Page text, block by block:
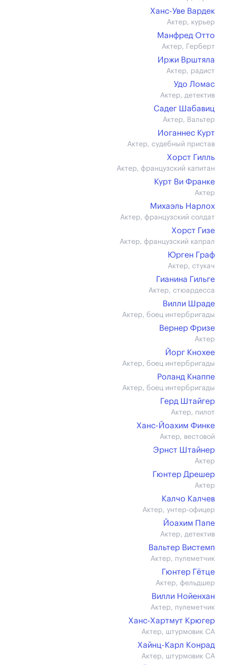
Ханс-Уве Вардек
Актер, курьер
Манфред Отто
Актер, Герберт
Иржи Врштяла
Актер, радист
Удо Ломас
Актер, детектив
Садег Шабавиц
Актер, Вальтер
Иоганнес Курт
Актер, судебный пристав
Хорст Гилль
Актер, французский капитан
Курт Ви Франке
Актер
Михаэль Нарлох
Актер, французский солдат
Хорст Гизе
Актер, французский капрал
Юрген Граф
Актер, стукач
Гианина Гильге
Актер, стюардесса
Вилли Шраде
Актер, боец интербригады
Вернер Фризе
Актер
Йорг Кнохее
Актер, боец интербригады
Роланд Кнаппе
Актер, боец интербригады
Герд Штайгер
Актер, пилот
Ханс-Йоахим Финке
Актер, вестовой
Эрнст Штайнер
Актер
Гюнтер Дрешер
Актер
Калчо Калчев
Актер, унтер-офицер
Йоахим Папе
Актер, детектив
Вальтер Вистемп
Актер, пулеметчик
Гюнтер Гётце
Актер, фельдшер
Вилли Нойенхан
Актер, пулеметчик
Ханс-Хартмут Крюгер
Актер, штурмовик СА
Хайнц-Карл Конрад
Актер, штурмовик СА